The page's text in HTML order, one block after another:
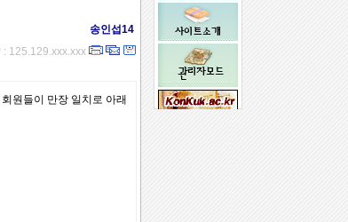
송인섭14
: 125.129.xxx.xxx
원들이 만장 일치로 아래